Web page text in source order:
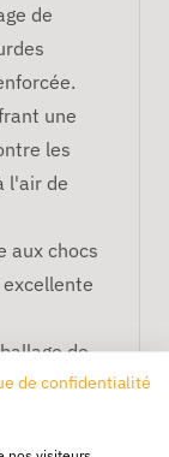
de
une
les
l'air de
aux chocs
de
d'autres
de confidentialité